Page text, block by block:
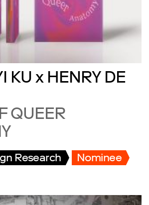
KU x HENRY DE
QUEER
Research Nominee